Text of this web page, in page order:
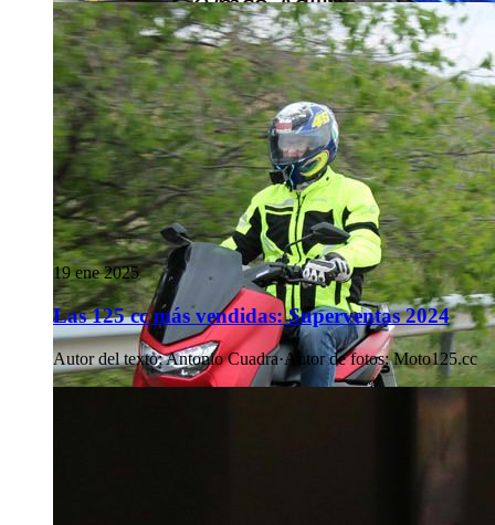
19 ene 2025
Las 125 cc más vendidas: Superventas 2024
Autor del texto:Antonio Cuadra·Autor de fotos: Moto125.cc